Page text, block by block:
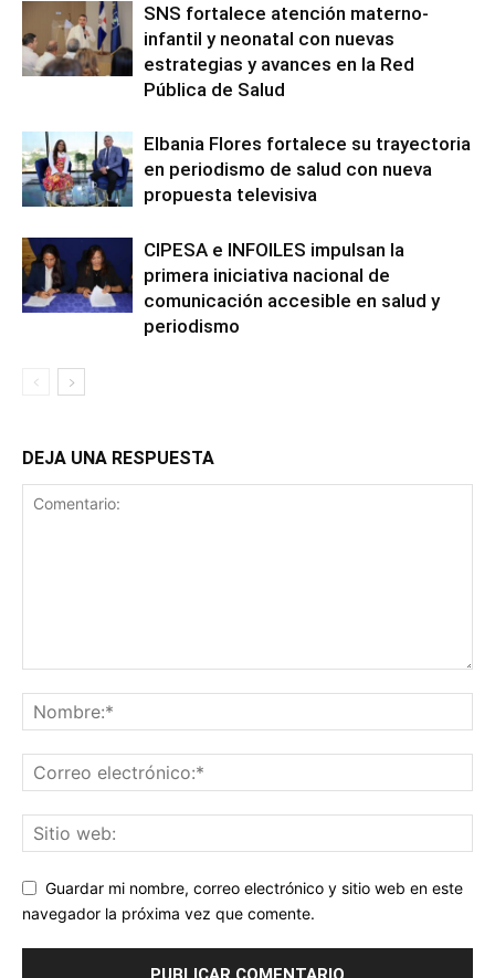
SNS fortalece atención materno-
infantil y neonatal con nuevas
estrategias y avances en la Red
Pública de Salud
Elbania Flores fortalece su trayectoria
en periodismo de salud con nueva
propuesta televisiva
CIPESA e INFOILES impulsan la
primera iniciativa nacional de
comunicación accesible en salud y
periodismo
DEJA UNA RESPUESTA
Guardar mi nombre, correo electrónico y sitio web en este
navegador la próxima vez que comente.